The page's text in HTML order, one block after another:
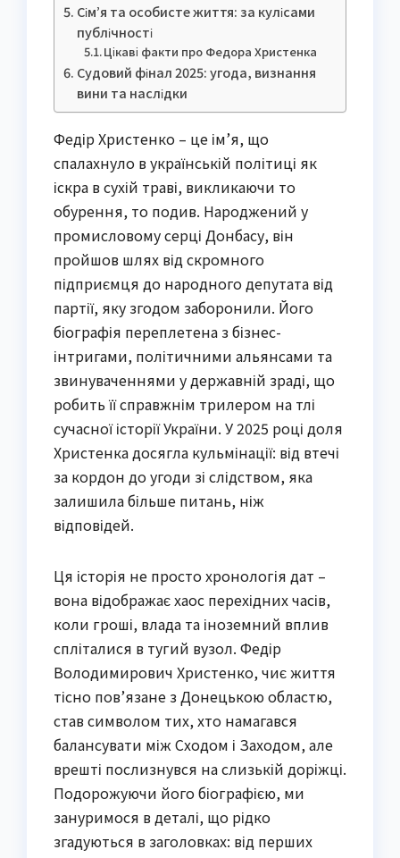
Сім’я та особисте життя: за кулісами
публічності
Цікаві факти про Федора Христенка
Судовий фінал 2025: угода, визнання
вини та наслідки
Федір Христенко – це ім’я, що
спалахнуло в українській політиці як
іскра в сухій траві, викликаючи то
обурення, то подив. Народжений у
промисловому серці Донбасу, він
пройшов шлях від скромного
підприємця до народного депутата від
партії, яку згодом заборонили. Його
біографія переплетена з бізнес-
інтригами, політичними альянсами та
звинуваченнями у державній зраді, що
робить її справжнім трилером на тлі
сучасної історії України. У 2025 році доля
Христенка досягла кульмінації: від втечі
за кордон до угоди зі слідством, яка
залишила більше питань, ніж
відповідей.
Ця історія не просто хронологія дат –
вона відображає хаос перехідних часів,
коли гроші, влада та іноземний вплив
спліталися в тугий вузол. Федір
Володимирович Христенко, чиє життя
тісно пов’язане з Донецькою областю,
став символом тих, хто намагався
балансувати між Сходом і Заходом, але
врешті послизнувся на слизькій доріжці.
Подорожуючи його біографією, ми
зануримося в деталі, що рідко
згадуються в заголовках: від перших